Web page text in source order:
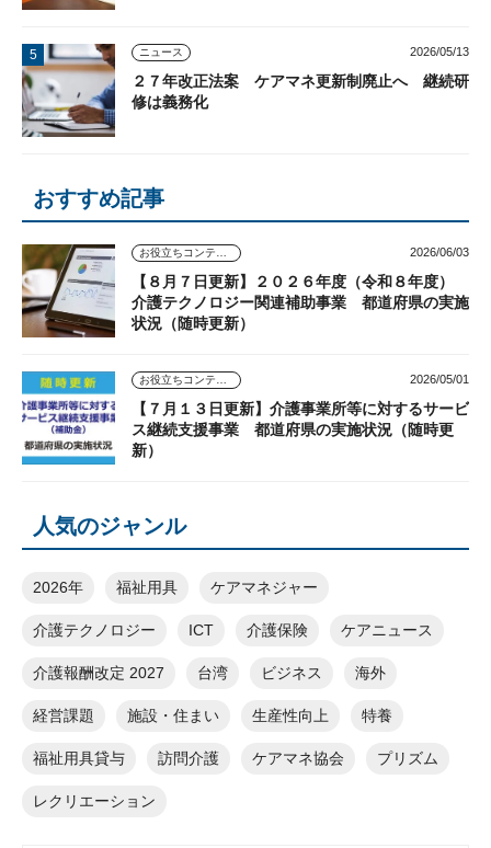
ニュース 2026/05/13
２７年改正法案 ケアマネ更新制廃止へ 継続研
修は義務化
おすすめ記事
お役立ちコンテンツ 2026/06/03
【８月７日更新】２０２６年度（令和８年度）
介護テクノロジー関連補助事業 都道府県の実施
状況（随時更新）
お役立ちコンテンツ 2026/05/01
【７月１３日更新】介護事業所等に対するサービ
ス継続支援事業 都道府県の実施状況（随時更
新）
人気のジャンル
2026年 福祉用具 ケアマネジャー
介護テクノロジー ICT 介護保険 ケアニュース
介護報酬改定 2027 台湾 ビジネス 海外
経営課題 施設・住まい 生産性向上 特養
福祉用具貸与 訪問介護 ケアマネ協会 プリズム
レクリエーション